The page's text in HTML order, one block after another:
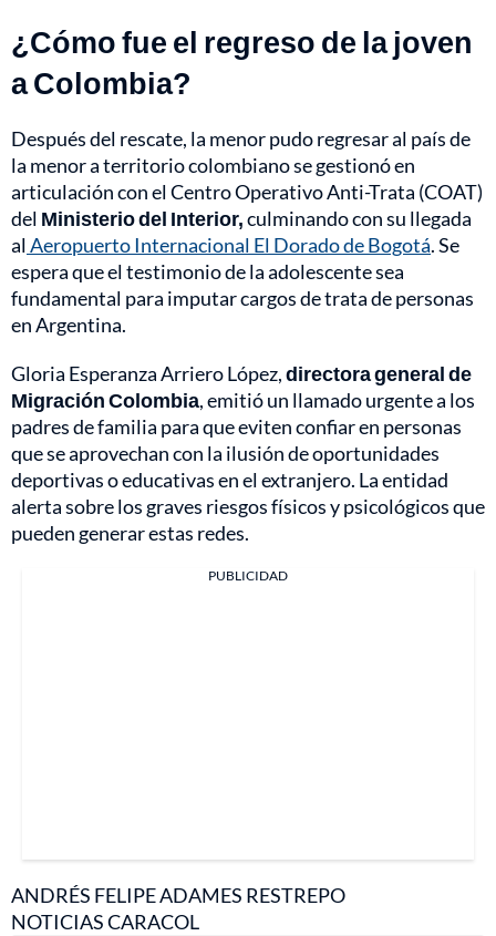
¿Cómo fue el regreso de la joven
a Colombia?
Después del rescate, la menor pudo regresar al país de
la menor a territorio colombiano se gestionó en
articulación con el Centro Operativo Anti-Trata (COAT)
del Ministerio del Interior,culminando con su llegada
alAeropuerto Internacional El Dorado de Bogotá. Se
espera que el testimonio de la adolescente sea
fundamental para imputar cargos de trata de personas
en Argentina.
Gloria Esperanza Arriero López,directora general de
Migración Colombia, emitió un llamado urgente a los
padres de familia para que eviten confiar en personas
que se aprovechan con la ilusión de oportunidades
deportivas o educativas en el extranjero. La entidad
alerta sobre los graves riesgos físicos y psicológicos que
pueden generar estas redes.
PUBLICIDAD
ANDRÉS FELIPE ADAMES RESTREPO
NOTICIAS CARACOL